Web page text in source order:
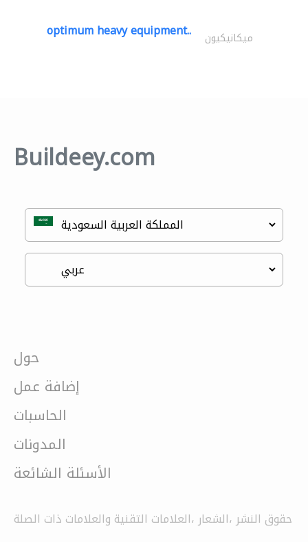
optimum heavy equipment.. ميكانيكيون
Buildeey.com
حول
إضافة عمل
الحاسبات
المدونات
الأسئلة الشائعة
حقوق النشر ،الشعار ،العلامات التقنية والعلامات ذات الصلة